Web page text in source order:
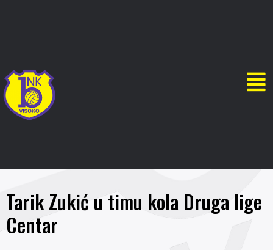
Tarik Zukić u timu kola Druga lige
Centar